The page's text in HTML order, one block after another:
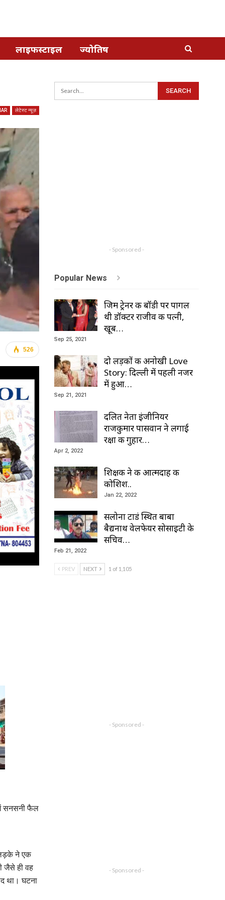
लाइफस्टाइल ज्योतिष
लेटेस्ट न्यूज़
526
में सनसनी फैल
लड़के ने एक
जैसे ही वह
था। घटना
- Sponsored -
Popular News
जिम ट्रेनर की बॉडी पर पागल
थी डॉक्टर राजीव की पत्नी,
खूब…
Sep 25, 2021
दो लड़कों की अनोखी Love
Story: दिल्ली में पहली नजर
में हुआ…
Sep 21, 2021
दलित नेता इंजीनियर
राजकुमार पासवान ने लगाई
रक्षा की गुहार…
Apr 2, 2022
शिक्षक ने की आत्मदाह की
कोशिश..
Jan 22, 2022
सलोना टाडं स्थित बाबा
बैद्यनाथ वेलफेयर सोसाइटी के
सचिव…
Feb 21, 2022
PREV NEXT 1 of 1,105
- Sponsored -
- Sponsored -